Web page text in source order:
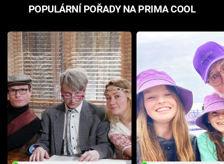
POPULÁRNÍ POŘADY NA PRIMA COOL